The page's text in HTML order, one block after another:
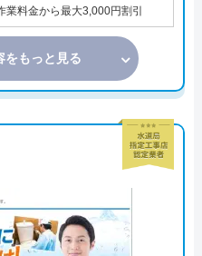
業料金から最大3,000円割引
をもっと見る